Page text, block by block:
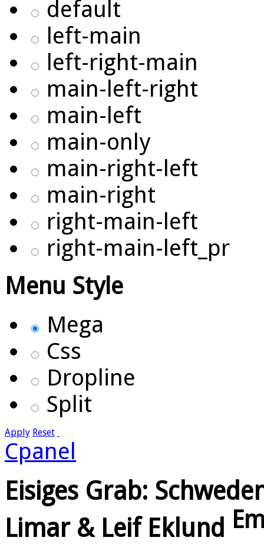
default
left-main
left-right-main
main-left-right
main-left
main-only
main-right-left
main-right
right-main-left
right-main-left_pr
Menu Style
Mega
Css
Dropline
Split
Apply Reset
Cpanel
Eisiges Grab:
Limar & Leif Eklund